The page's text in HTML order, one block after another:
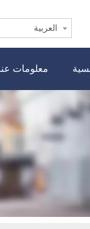
العربية
معلومات